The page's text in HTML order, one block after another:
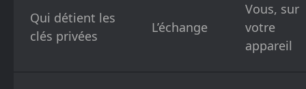
Qui détient les
clés privées
L’échange
Vous, sur
votre
appareil